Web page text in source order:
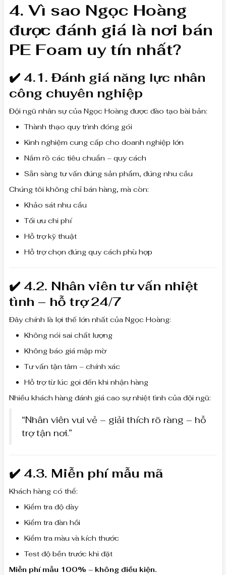
4. Vì sao Ngọc Hoàng
được đánh giá là nơi bán
PE Foam uy tín nhất?
✔️ 4.1. Đánh giá năng lực nhân
công chuyên nghiệp
Đội ngũ nhân sự của Ngọc Hoàng được đào tạo bài bản:
Thành thạo quy trình đóng gói
Kinh nghiệm cung cấp cho doanh nghiệp lớn
Nắm rõ các tiêu chuẩn – quy cách
Sẵn sàng tư vấn đúng sản phẩm, đúng nhu cầu
Chúng tôi không chỉ bán hàng, mà còn:
Khảo sát nhu cầu
Tối ưu chi phí
Hỗ trợ kỹ thuật
Hỗ trợ chọn đúng quy cách phù hợp
✔️ 4.2. Nhân viên tư vấn nhiệt
tình – hỗ trợ 24/7
Đây chính là lợi thế lớn nhất của Ngọc Hoàng:
Không nói sai chất lượng
Không báo giá mập mờ
Tư vấn tận tâm – chính xác
Hỗ trợ từ lúc gọi đến khi nhận hàng
Nhiều khách hàng đánh giá cao sự nhiệt tình của đội ngũ:
“Nhân viên vui vẻ – giải thích rõ ràng – hỗ
trợ tận nơi.”
✔️ 4.3. Miễn phí mẫu mã
Khách hàng có thể:
Kiểm tra độ dày
Kiểm tra đàn hồi
Kiểm tra màu và kích thước
Test độ bền trước khi đặt
Miễn phí mẫu 100% – không điều kiện.